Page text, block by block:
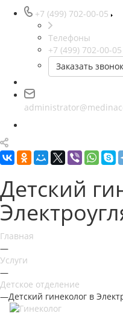
+7 (499) 702-00-05
Телефоны
+7 (499) 702-00-05
Заказать звонок
Детский
Главная
—
Услуги
—
Детское отделение
—Детский гинеколог в